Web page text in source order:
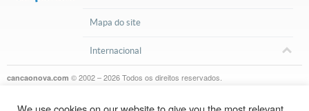
Mapa do site
Internacional
cancaonova.com © 2002 – 2026Todos os direitos reservados.